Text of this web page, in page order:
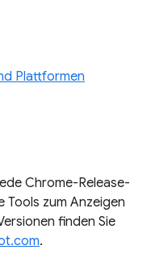
Plattformen
Chrome-Release-
Tools zum Anzeigen
finden Sie
.